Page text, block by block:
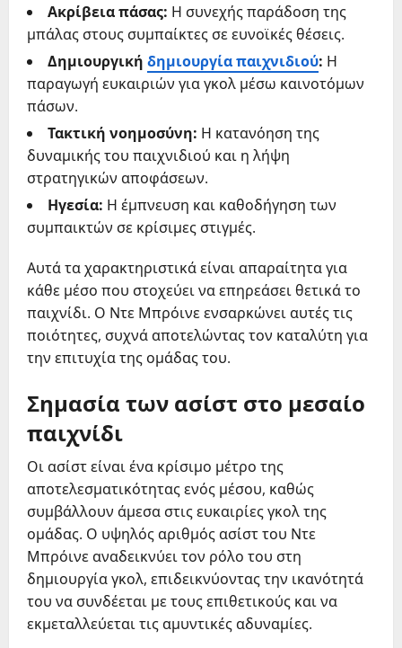
Ακρίβεια πάσας: Η συνεχής παράδοση της
μπάλας στους συμπαίκτες σε ευνοϊκές θέσεις.
Δημιουργική δημιουργία παιχνιδιού: Η
παραγωγή ευκαιριών για γκολ μέσω καινοτόμων
πάσων.
Τακτική νοημοσύνη: Η κατανόηση της
δυναμικής του παιχνιδιού και η λήψη
στρατηγικών αποφάσεων.
Ηγεσία: Η έμπνευση και καθοδήγηση των
συμπαικτών σε κρίσιμες στιγμές.
Αυτά τα χαρακτηριστικά είναι απαραίτητα για
κάθε μέσο που στοχεύει να επηρεάσει θετικά το
παιχνίδι. Ο Ντε Μπρόινε ενσαρκώνει αυτές τις
ποιότητες, συχνά αποτελώντας τον καταλύτη για
την επιτυχία της ομάδας του.
Σημασία των ασίστ στο μεσαίο
παιχνίδι
Οι ασίστ είναι ένα κρίσιμο μέτρο της
αποτελεσματικότητας ενός μέσου, καθώς
συμβάλλουν άμεσα στις ευκαιρίες γκολ της
ομάδας. Ο υψηλός αριθμός ασίστ του Ντε
Μπρόινε αναδεικνύει τον ρόλο του στη
δημιουργία γκολ, επιδεικνύοντας την ικανότητά
του να συνδέεται με τους επιθετικούς και να
εκμεταλλεύεται τις αμυντικές αδυναμίες.